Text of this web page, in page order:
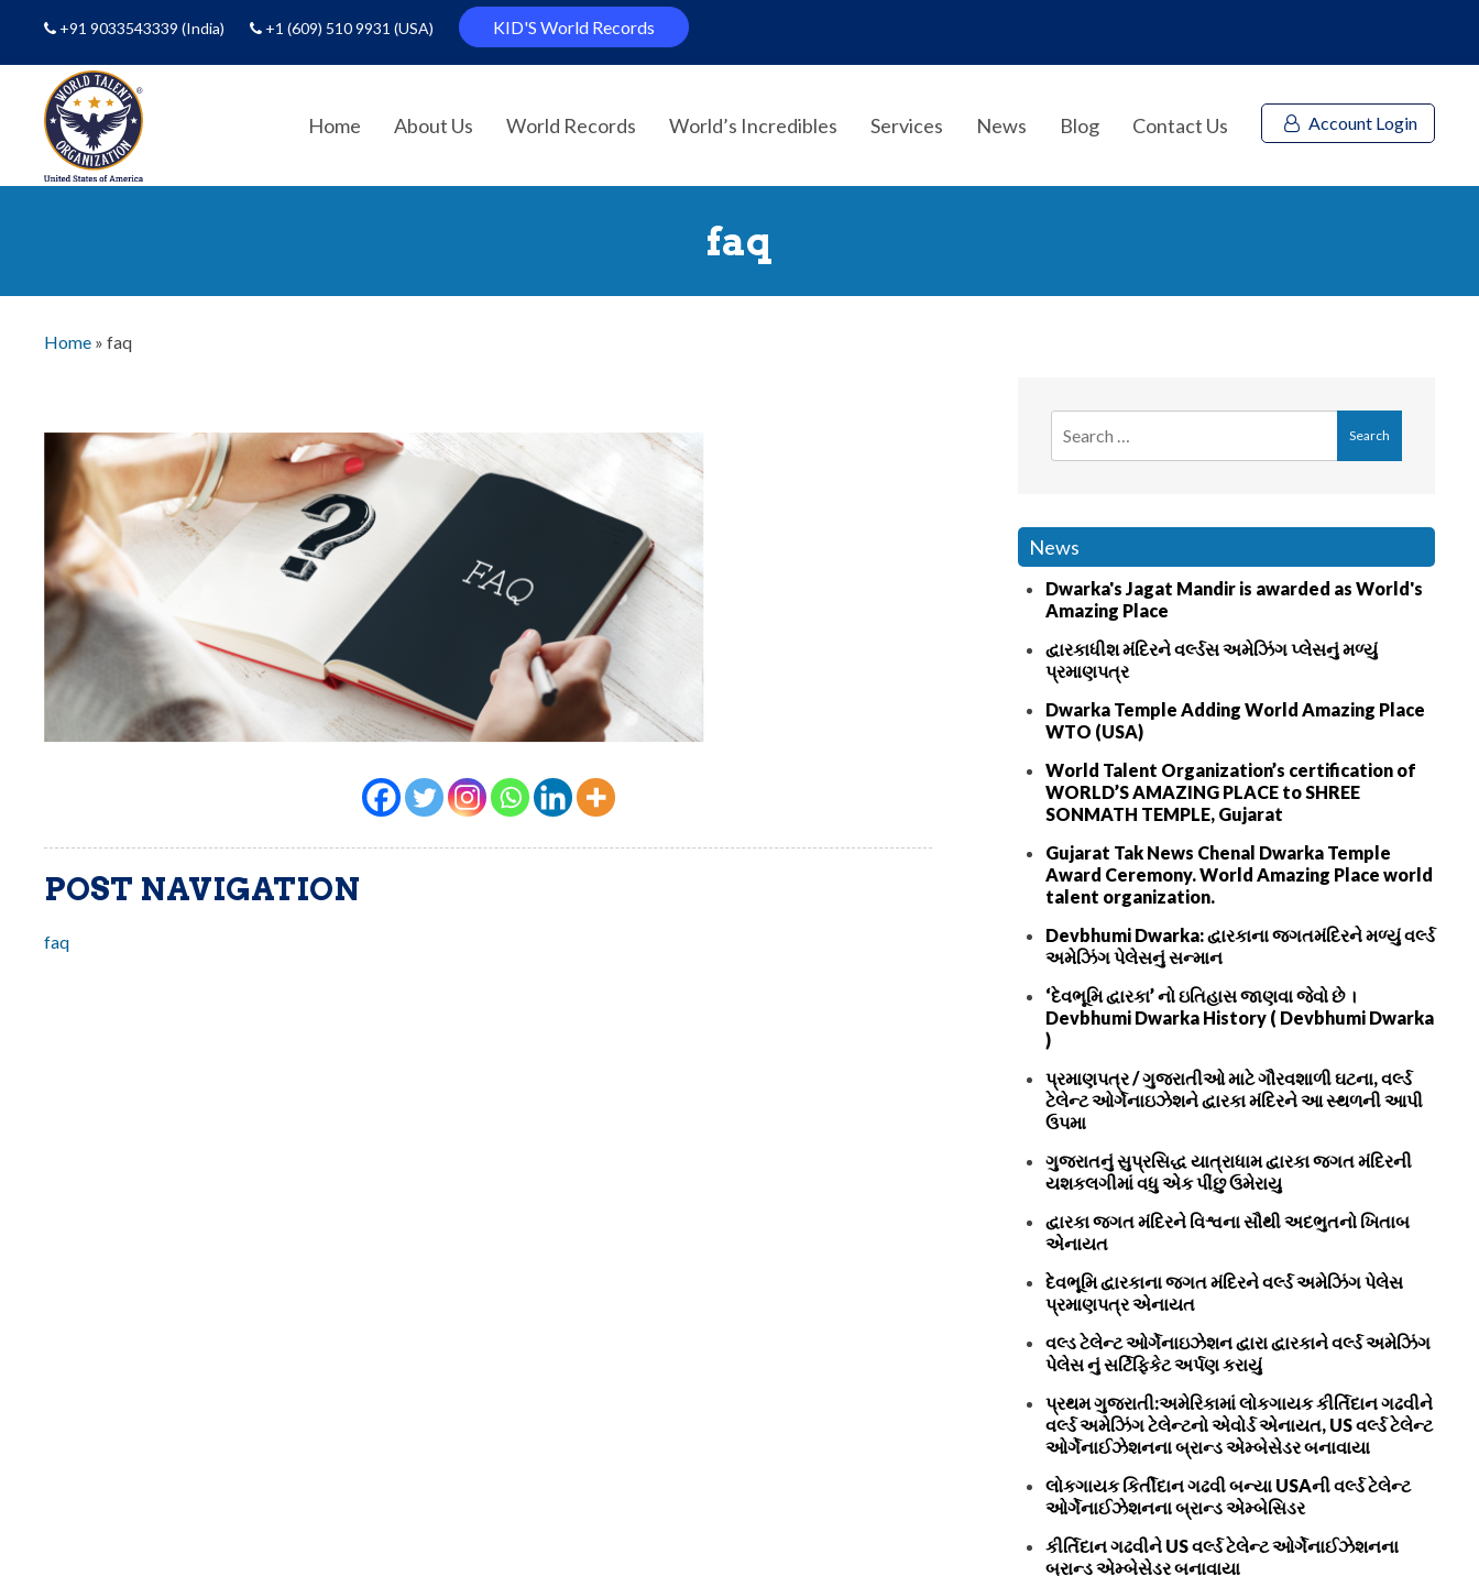
+91 9033543339(India) +1 (609) 510 9931 (USA) KID'S World Records
Home About Us World Records World’s Incredibles Services News Blog Contact Us Account Login
faq
Home » faq
POST NAVIGATION
faq
News
Dwarka's Jagat Mandir is awarded as World's
Amazing Place
દ્વારકાધીશ મંદિરને વર્લ્ડસ અમેઝિંગ પ્લેસનું મળ્યું
પ્રમાણપત્ર
Dwarka Temple Adding World Amazing Place
WTO (USA)
World Talent Organization’s certification of
WORLD’S AMAZING PLACE to SHREE
SONMATH TEMPLE, Gujarat
Gujarat Tak News Chenal Dwarka Temple
Award Ceremony. World Amazing Place world
talent organization.
Devbhumi Dwarka: દ્વારકાના જગતમંદિરને મળ્યું વર્લ્ડ
અમેઝિંગ પેલેસનું સન્માન
‘દેવભૂમિ દ્વારકા’ નો ઇતિહાસ જાણવા જેવો છે ।
Devbhumi Dwarka History ( Devbhumi Dwarka
)
પ્રમાણપત્ર / ગુજરાતીઓ માટે ગૌરવશાળી ઘટના, વર્લ્ડ
ટેલેન્ટ ઓર્ગેનાઇઝેશને દ્વારકા મંદિરને આ સ્થળની આપી
ઉપમા
ગુજરાતનું સુપ્રસિદ્ધ યાત્રાધામ દ્વારકા જગત મંદિરની
યશકલગીમાં વધુ એક પીંછુ ઉમેરાયુ
દ્વારકા જગત મંદિરને વિશ્વના સૌથી અદભુતનો ખિતાબ
એનાયત
દેવભૂમિ દ્વારકાના જગત મંદિરને વર્લ્ડ અમેઝિંગ પેલેસ
પ્રમાણપત્ર એનાયત
વલ્ડ ટેલેન્ટ ઓર્ગેનાઇઝેશન દ્વારા દ્વારકાને વર્લ્ડ અમેઝિંગ
પેલેસ નું સર્ટિફિકેટ અર્પણ કરાયું
પ્રથમ ગુજરાતી:અમેરિકામાં લોકગાયક કીર્તિદાન ગઢવીને
વર્લ્ડ અમેઝિંગ ટેલેન્ટનો એવોર્ડ એનાયત, US વર્લ્ડ ટેલેન્ટ
ઓર્ગેનાઈઝેશનના બ્રાન્ડ એમ્બેસેડર બનાવાયા
લોકગાયક કિર્તીદાન ગઢવી બન્યા USAની વર્લ્ડ ટેલેન્ટ
ઓર્ગેનાઈઝેશનના બ્રાન્ડ એમ્બેસિડર
કીર્તિદાન ગઢવીને US વર્લ્ડ ટેલેન્ટ ઓર્ગેનાઈઝેશનના
બ્રાન્ડ એમ્બેસેડર બનાવાયા